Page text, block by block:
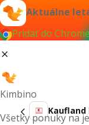
Aktuálne
Pridať do
Kimbino
Všetky ponuky na
Kaufland